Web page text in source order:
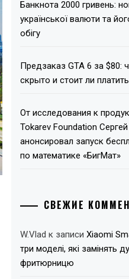
Банкнота 2000 гривень:
української валюти та
обігу
Предзаказ GTA 6 за $80:
скрыто и стоит ли платить
От исследования к
Tokarev Foundation
анонсировал запуск
по математике «БигМат»
СВЕЖИЕ
W.Vlad к записиXiaomi
три моделі, які замінять
фритюрницю